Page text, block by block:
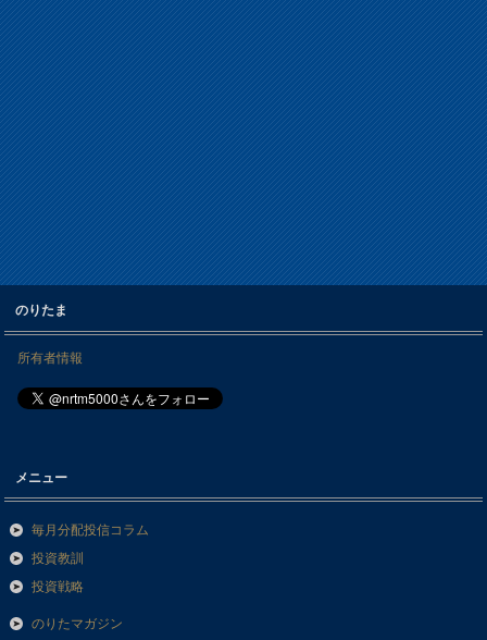
のりたま
所有者情報
メニュー
毎月分配投信コラム
投資教訓
投資戦略
のりたマガジン